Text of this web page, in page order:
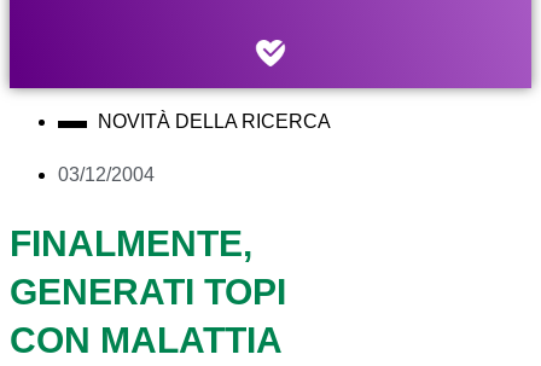
NOVITÀ DELLA RICERCA
03/12/2004
FINALMENTE,
GENERATI TOPI
CON MALATTIA